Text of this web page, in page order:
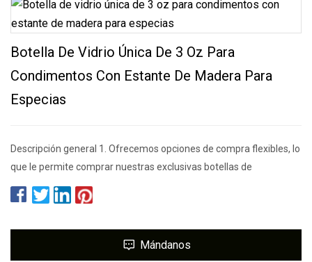
Botella De Vidrio Única De 3 Oz Para
Condimentos Con Estante De Madera Para
Especias
Descripción general 1. Ofrecemos opciones de compra flexibles, lo
que le permite comprar nuestras exclusivas botellas de
Mándanos